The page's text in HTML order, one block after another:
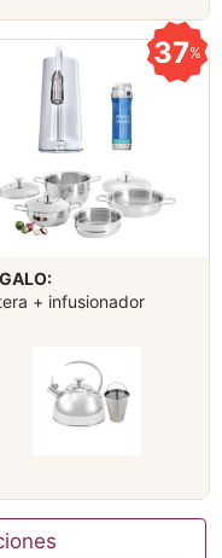
37%
+ infusionador